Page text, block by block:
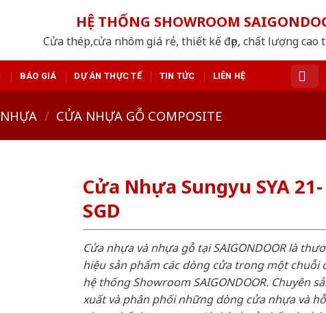
HỆ THỐNG SHOWROOM
Cửa thép,cửa nhôm giá rẻ, thiết kế đẹp, chất lượng cao
BÁO GIÁ DỰ ÁN THỰC TẾ TIN TỨC LIÊN HỆ
/ CỬA NHỰA GỖ COMPOSITE
Cửa Nhựa Sungyu SYA 21-
SGD
Cửa nhựa và nhựa gỗ tại SAIGONDOOR là
hiệu sản phẩm các dòng cửa trong một chuỗi
hệ thống Showroom SAIGONDOOR. Chuyên
xuất và phân phối những dòng cửa nhựa và